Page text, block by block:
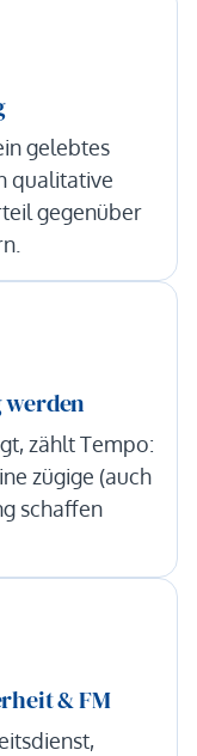
gelebtes
qualitative
gegenüber
zählt Tempo:
zügige (auch
schaffen
& FM